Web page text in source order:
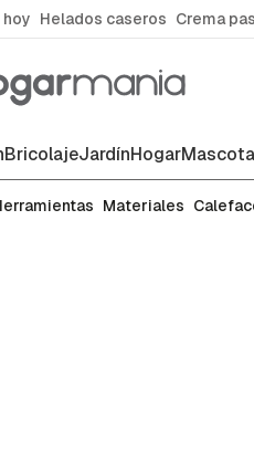
Helados caseros Crema
BricolajeJardínHogar
Materiales